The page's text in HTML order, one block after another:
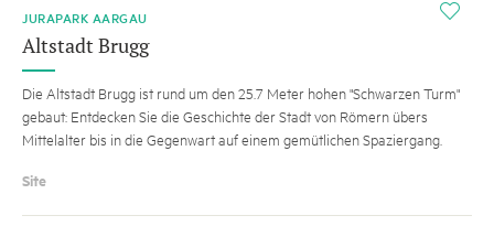
i
JURAPARK AARGAU
Altstadt Brugg
Die Altstadt Brugg ist rund um den 25.7 Meter hohen "Schwarzen Turm"
gebaut: Entdecken Sie die Geschichte der Stadt von Römern übers
Mittelalter bis in die Gegenwart auf einem gemütlichen Spaziergang.
Site